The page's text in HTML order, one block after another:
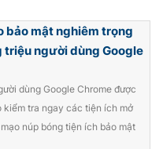
nếu không có sự chấp
khi phát hành lại
bảo mật nghiêm trọng
triệu người dùng Google
dùng Google Chrome được
kiểm tra ngay các tiện ích mở
núp bóng tiện ích bảo mật